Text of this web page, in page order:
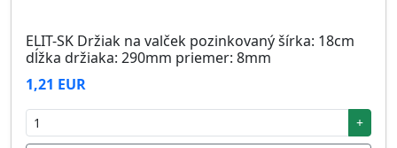
ELIT-SK Držiak na valček pozinkovaný šírka: 18cm
dĺžka držiaka: 290mm priemer: 8mm
1,21 EUR
+